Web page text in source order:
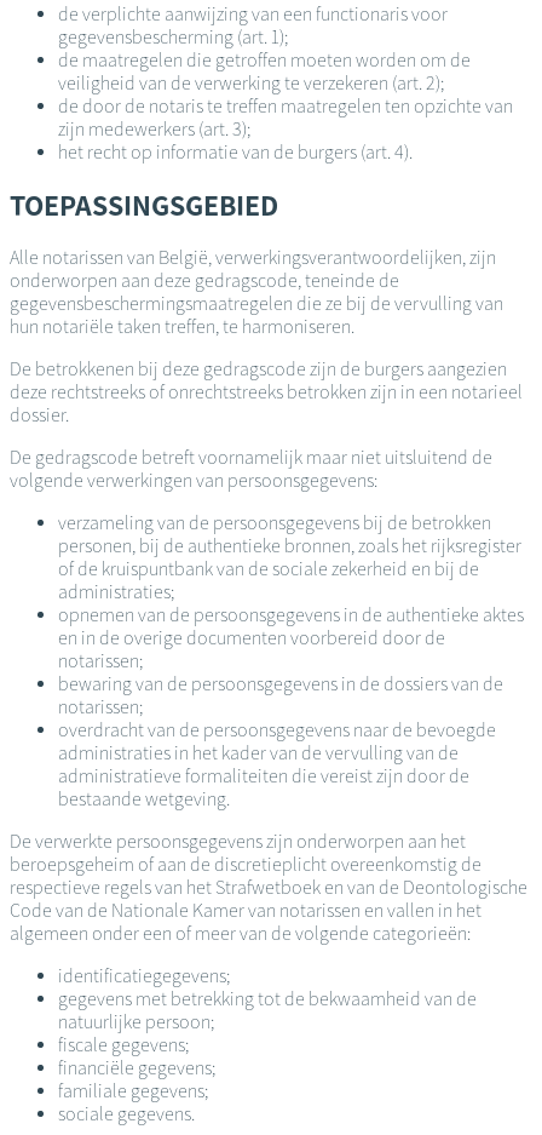
de verplichte aanwijzing van een functionaris voor
gegevensbescherming (art. 1);
de maatregelen die getroffen moeten worden om de
veiligheid van de verwerking te verzekeren (art. 2);
de door de notaris te treffen maatregelen ten opzichte van
zijn medewerkers (art. 3);
het recht op informatie van de burgers (art. 4).
TOEPASSINGSGEBIED
Alle notarissen van België, verwerkingsverantwoordelijken, zijn
onderworpen aan deze gedragscode, teneinde de
gegevensbeschermingsmaatregelen die ze bij de vervulling van
hun notariële taken treffen, te harmoniseren.
De betrokkenen bij deze gedragscode zijn de burgers aangezien
deze rechtstreeks of onrechtstreeks betrokken zijn in een notarieel
dossier.
De gedragscode betreft voornamelijk maar niet uitsluitend de
volgende verwerkingen van persoonsgegevens:
verzameling van de persoonsgegevens bij de betrokken
personen, bij de authentieke bronnen, zoals het rijksregister
of de kruispuntbank van de sociale zekerheid en bij de
administraties;
opnemen van de persoonsgegevens in de authentieke aktes
en in de overige documenten voorbereid door de
notarissen;
bewaring van de persoonsgegevens in de dossiers van de
notarissen;
overdracht van de persoonsgegevens naar de bevoegde
administraties in het kader van de vervulling van de
administratieve formaliteiten die vereist zijn door de
bestaande wetgeving.
De verwerkte persoonsgegevens zijn onderworpen aan het
beroepsgeheim of aan de discretieplicht overeenkomstig de
respectieve regels van het Strafwetboek en van de Deontologische
Code van de Nationale Kamer van notarissen en vallen in het
algemeen onder een of meer van de volgende categorieën:
identificatiegegevens;
gegevens met betrekking tot de bekwaamheid van de
natuurlijke persoon;
fiscale gegevens;
financiële gegevens;
familiale gegevens;
sociale gegevens.